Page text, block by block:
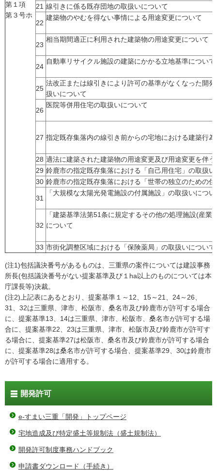
第１項
第３号ホ
21 線引きに係る既存団地の取扱いについて
22
建築物のやむを得ない事情による用途変更について
23
相当期間適正に利用された建築物の用途変更について
24
自動車リサイクル施設の建築にかかる立地基準について
25
法改正または線引きにより許可の基準がなくなった開
扱いについて
26
医院等併用住宅の取扱いについて
27 指定既存集落内の線引き前からの宅地における建築行
28 適法に建築された建築物の用途変更及び用途変更を伴
29 鈴鹿市の指定既存集落における「自己用住宅」の取扱
30 鈴鹿市の指定既存集落における「世帯の独立のための
31
「大規模な太陽光発電施設の付属施設」の取扱いについ
32
「建築基準法第51条に規定するその他の処理施設(産業
について
33 市街化調整区域における「保険薬局」の取扱いについて
(注1)包括議決番号があるものは、三重県の案件については建設事務
所長(包括議決番号がない提案基準及び１ha以上のものについては本
庁課長等)決裁。
(注2)上記表にあるとおり、提案基準１～12、15～21、24～26、
31、32は三重県、津市、松阪市、桑名市及び鈴鹿市が許可する場合
に、提案基準13、14は三重県、津市、松阪市、桑名市が許可する場
合に、提案基準22、23は三重県、津市、松阪市及び鈴鹿市が許可す
る場合に、提案基準27は松阪市、桑名市及び鈴鹿市が許可する場合
に、提案基準28は桑名市が許可する場合、提案基準29、30は鈴鹿市
が許可する場合に適用する。
開発許可
e-すまい三重「開発」トップページ
宅地造成及び特定盛土等規制法（盛土規制法）
開発許可制度事務ハンドブック
申請書ダウンロード（手続き）